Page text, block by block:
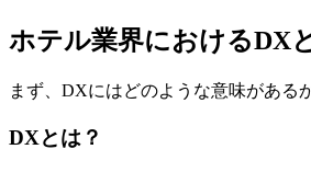
ホテル業界におけるDX
まず、DXにはどのような意味がある
DXとは？